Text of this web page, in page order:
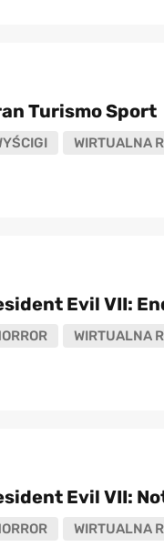
Turismo Sport
WIRTUALNA
Evil VII:
WIRTUALNA
Evil VII:
WIRTUALNA